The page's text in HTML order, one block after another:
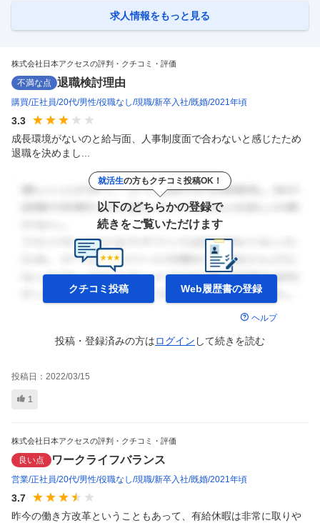
内容 日配・フローズン・ドライカテゴリーの営業担当として、顧客への
求人情報をもっと見る
株式会社日本アクセスの評判・クチコミ・評価
不満な点 退職検討理由
購買 正社員 20代 男性 役職なし 現職 新卒入社 既婚 2021年頃
3.3
成長環境がないのと給与面、人事制度面で合わないと感じたため
退職を決めまし...
就活生の方もクチコミ投稿OK！
以下のどちらかの登録で
続きをご覧いただけます
クチコミ投稿 Web履歴書の登録
ヘルプ
投稿・登録済みの方はログイン して続きを読む
投稿日： 2022/03/15
1
株式会社日本アクセスの評判・クチコミ・評価
良い点 ワークライフバランス
営業 正社員 20代 男性 役職なし 現職 新卒入社 既婚 2021年頃
3.7
昨今の働き方改革ということもあって、有給休暇は非常に取りや